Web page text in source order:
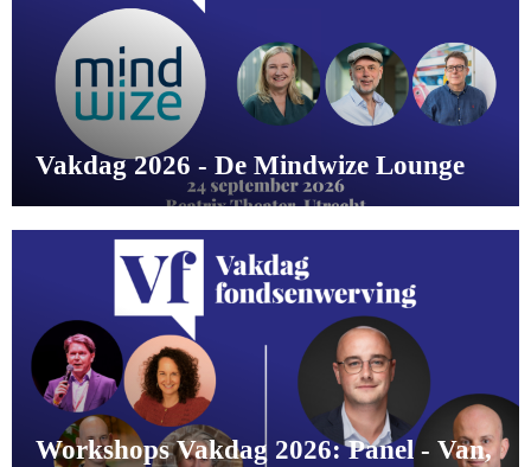
Vakdag 2026 - De Mindwize Lounge
Workshops Vakdag 2026: Panel - Van,